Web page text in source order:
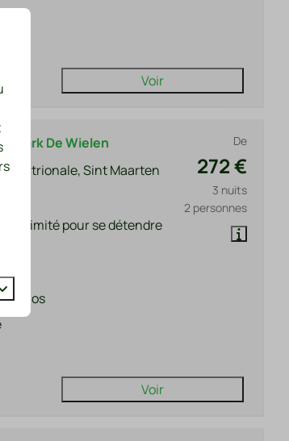
Voir
De
272 €
3 nuits
2 personnes
De Wielen
Sint Maarten
d'intimité pour se détendre
clos
Voir